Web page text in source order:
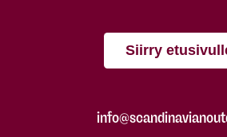
Siirry